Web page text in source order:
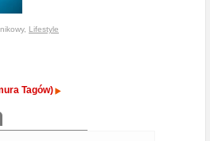
Lifestyle
Tagów)